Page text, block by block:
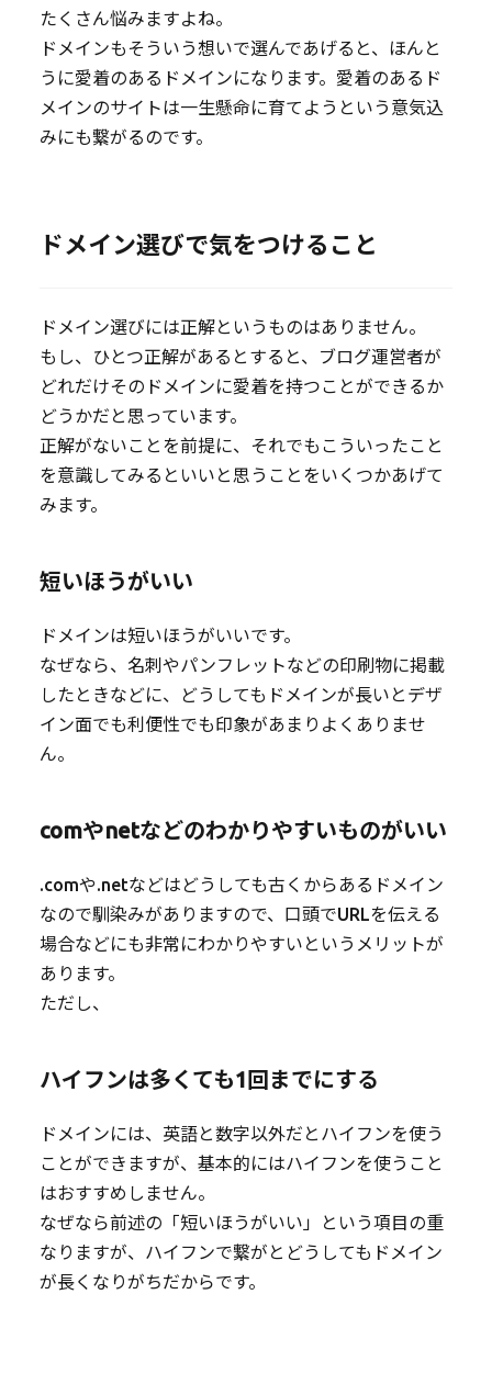
たくさん悩みますよね。
ドメインもそういう想いで選んであげると、ほんと
うに愛着のあるドメインになります。愛着のあるド
メインのサイトは一生懸命に育てようという意気込
みにも繋がるのです。
ドメイン選びで気をつけること
ドメイン選びには正解というものはありません。
もし、ひとつ正解があるとすると、ブログ運営者が
どれだけそのドメインに愛着を持つことができるか
どうかだと思っています。
正解がないことを前提に、それでもこういったこと
を意識してみるといいと思うことをいくつかあげて
みます。
短いほうがいい
ドメインは短いほうがいいです。
なぜなら、名刺やパンフレットなどの印刷物に掲載
したときなどに、どうしてもドメインが長いとデザ
イン面でも利便性でも印象があまりよくありませ
ん。
comやnetなどのわかりやすいものがいい
.comや.netなどはどうしても古くからあるドメイン
なので馴染みがありますので、口頭でURLを伝える
場合などにも非常にわかりやすいというメリットが
あります。
ただし、
ハイフンは多くても1回までにする
ドメインには、英語と数字以外だとハイフンを使う
ことができますが、基本的にはハイフンを使うこと
はおすすめしません。
なぜなら前述の「短いほうがいい」という項目の重
なりますが、ハイフンで繋がとどうしてもドメイン
が長くなりがちだからです。